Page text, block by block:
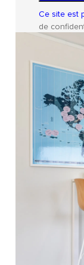
Ce site est
de
Google